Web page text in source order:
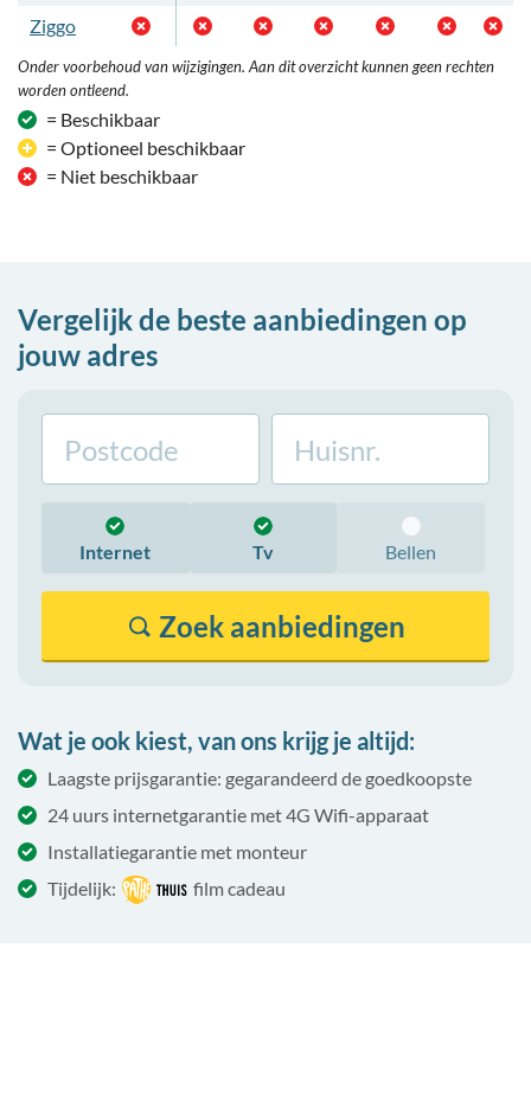
Ziggo
Onder voorbehoud van wijzigingen. Aan dit overzicht kunnen geen rechten
worden ontleend.
= Beschikbaar
= Optioneel beschikbaar
= Niet beschikbaar
Vergelijk de beste aanbiedingen op
jouw adres
Internet Tv Bellen
Zoek aanbiedingen
Wat je ook kiest, van ons krijg je altijd:
Laagste prijsgarantie: gegarandeerd de goedkoopste
24 uurs internetgarantie met 4G Wifi-apparaat
Installatiegarantie met monteur
Tijdelijk:
film cadeau